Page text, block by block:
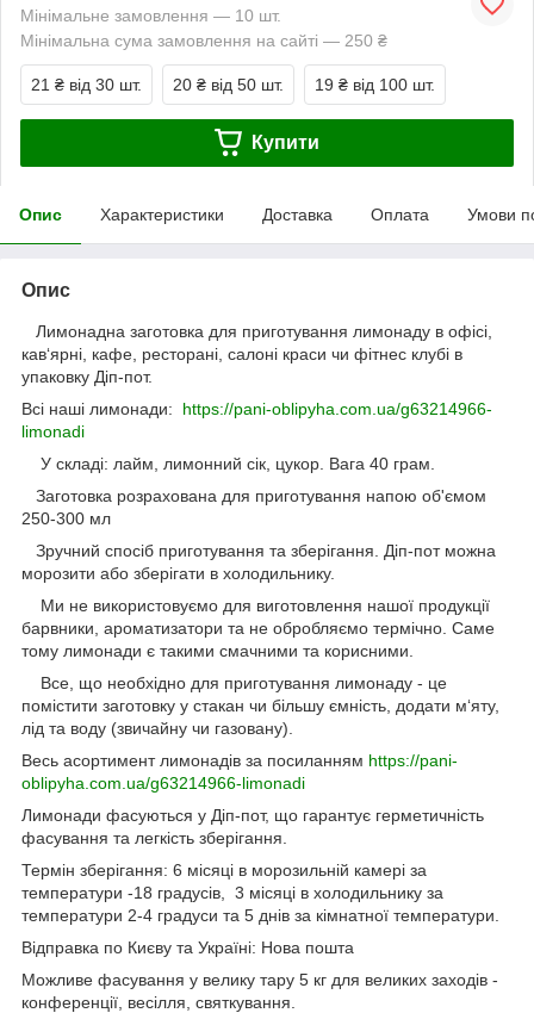
Мінімальне замовлення — 10 шт.
Мінімальна сума замовлення на сайті — 250 ₴
21 ₴ від 30 шт. 20 ₴ від 50 шт. 19 ₴ від 100 шт.
Купити
Опис Характеристики Доставка Оплата Умови
Опис
Лимонадна заготовка для приготування лимонаду в офісі,
кав‘ярні, кафе, ресторані, салоні краси чи фітнес клубі в
упаковку Діп-пот.
Всі наші лимонади: https://pani-oblipyha.com.ua/g63214966-
limonadi
У складі: лайм, лимонний сік, цукор. Вага 40 грам.
Заготовка розрахована для приготування напою об'ємом
250-300 мл
Зручний спосіб приготування та зберігання. Діп-пот можна
морозити або зберігати в холодильнику.
Ми не використовуємо для виготовлення нашої продукції
барвники, ароматизатори та не обробляємо термічно. Саме
тому лимонади є такими смачними та корисними.
Все, що необхідно для приготування лимонаду - це
помістити заготовку у стакан чи більшу ємність, додати м‘яту,
лід та воду (звичайну чи газовану).
Весь асортимент лимонадів за посиланням https://pani-
oblipyha.com.ua/g63214966-limonadi
Лимонади фасуються у Діп-пот, що гарантує герметичність
фасування та легкість зберігання.
Термін зберігання: 6 місяці в морозильній камері за
температури -18 градусів, 3 місяці в холодильнику за
температури 2-4 градуси та 5 днів за кімнатної температури.
Відправка по Києву та Україні: Нова пошта
Можливе фасування у велику тару 5 кг для великих заходів -
конференції, весілля, святкування.